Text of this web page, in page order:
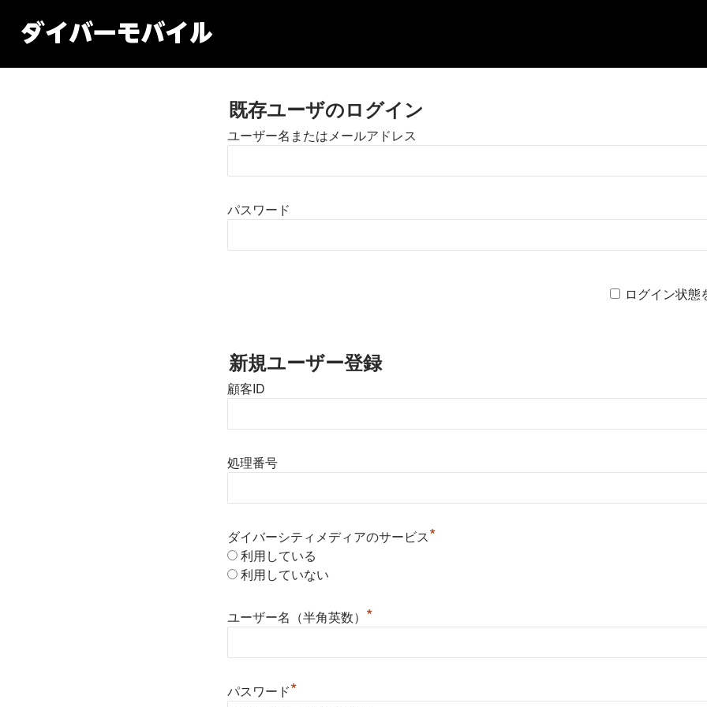
既存ユーザのログイン
ユーザー名またはメールアドレス
パスワード
ログイン状態
新規ユーザー登録
顧客ID
処理番号
ダイバーシティメディアのサービス*
利用している
利用していない
ユーザー名（半角英数） *
パスワード*